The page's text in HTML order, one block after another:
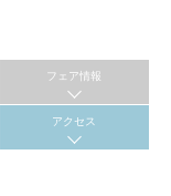
フェア情報
アクセス